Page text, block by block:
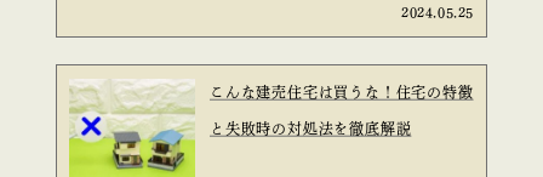
2024.05.25
こんな建売住宅は買うな！住宅の特徴
と失敗時の対処法を徹底解説